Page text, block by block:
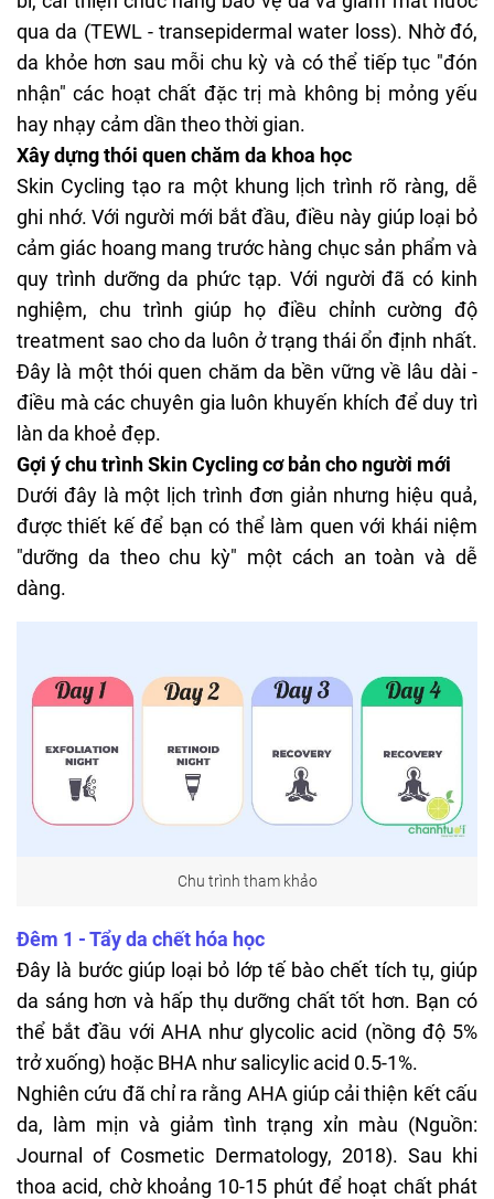
qua da (TEWL - transepidermal water loss). Nhờ đó,
da khỏe hơn sau mỗi chu kỳ và có thể tiếp tục "đón
nhận" các hoạt chất đặc trị mà không bị mỏng yếu
hay nhạy cảm dần theo thời gian.
Xây dựng thói quen chăm da khoa học
Skin Cycling tạo ra một khung lịch trình rõ ràng, dễ
ghi nhớ. Với người mới bắt đầu, điều này giúp loại bỏ
cảm giác hoang mang trước hàng chục sản phẩm và
quy trình dưỡng da phức tạp. Với người đã có kinh
nghiệm, chu trình giúp họ điều chỉnh cường độ
treatment sao cho da luôn ở trạng thái ổn định nhất.
Đây là một thói quen chăm da bền vững về lâu dài -
điều mà các chuyên gia luôn khuyến khích để duy trì
làn da khoẻ đẹp.
Gợi ý chu trình Skin Cycling cơ bản cho người mới
Dưới đây là một lịch trình đơn giản nhưng hiệu quả,
được thiết kế để bạn có thể làm quen với khái niệm
"dưỡng da theo chu kỳ" một cách an toàn và dễ
dàng.
Chu trình tham khảo
Đêm 1 -Tẩy da chết hóa học
Đây là bước giúp loại bỏ lớp tế bào chết tích tụ, giúp
da sáng hơn và hấp thụ dưỡng chất tốt hơn. Bạn có
thể bắt đầu với AHA nhưglycolic acid (nồng độ 5%
trở xuống) hoặc BHA như salicylic acid 0.5-1%.
Nghiên cứu đã chỉ ra rằng AHA giúp cải thiện kết cấu
da, làm mịn và giảm tình trạng xỉn màu (Nguồn:
Journal of Cosmetic Dermatology, 2018). Sau khi
thoa acid, chờ khoảng 10-15 phút để hoạt chất phát